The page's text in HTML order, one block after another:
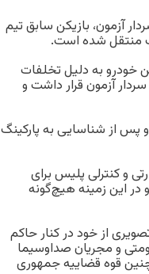
آزمون، بازیکن سابق تیم
منتقل شده است.
خودرو به دلیل تخلفات
آزمون قرار داشت و
پس از شناسایی به پارکینگ
و کنترلی پلیس برای
در این زمینه هیچ‌گونه
از خود در کنار حاکم
و مجریان صداوسیما
قوه قضاییه جمهوری